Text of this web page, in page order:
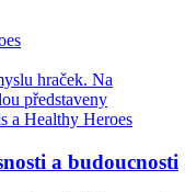
hraček. Na
představeny
a Healthy Heroes
a budoucnosti